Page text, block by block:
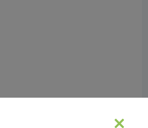
& Development